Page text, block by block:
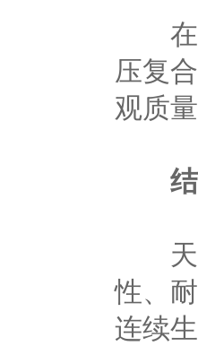
在装
压复
观质
结
天津
性、
连续